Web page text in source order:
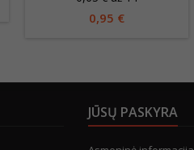
0,95 €
JŪSŲ PASKYRA